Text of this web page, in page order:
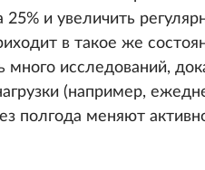
25% и увеличить
в такое же
много исследований,
(например,
полгода меняют